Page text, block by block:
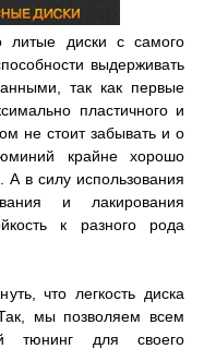
литые диски с самого
выдерживать
так как первые
пластичного и
не стоит забывать и о
крайне хорошо
А в силу использования
и лакирования
к разного рода
что легкость диска
мы позволяем всем
тюнинг для своего